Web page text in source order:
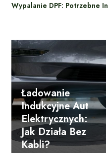
Wypalanie DPF: Potrzebne
Ładowanie
Indukcyjne Aut
Elektrycznych:
Jak Działa Bez
Kabli?